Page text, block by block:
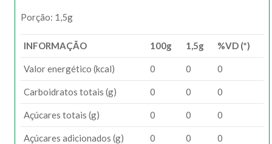
Porção: 1,5g
INFORMAÇÃO 100g 1,5g %VD (*)
Valor energético (kcal) 0 0 0
Carboidratos totais (g) 0 0 0
Açúcares totais (g) 0 0 0
Açúcares adicionados (g) 0 0 0